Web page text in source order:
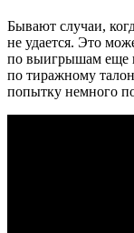
Бывают случаи,
не удается. Это
по выигрышам еще
по тиражному
попытку немного